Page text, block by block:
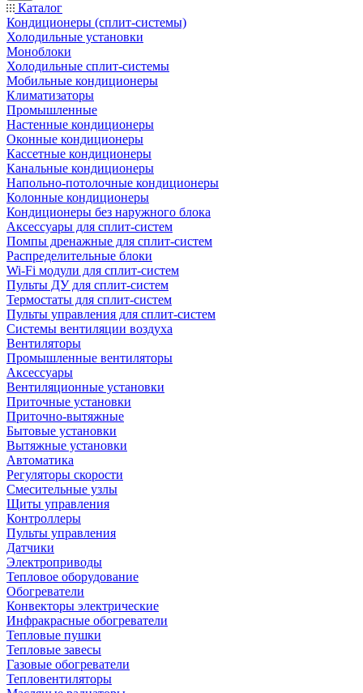
Каталог
Кондиционеры (сплит-системы)
Холодильные установки
Моноблоки
Холодильные сплит-системы
Мобильные кондиционеры
Климатизаторы
Промышленные
Настенные кондиционеры
Оконные кондиционеры
Кассетные кондиционеры
Канальные кондиционеры
Напольно-потолочные кондиционеры
Колонные кондиционеры
Кондиционеры без наружного блока
Аксессуары для сплит-систем
Помпы дренажные для сплит-систем
Распределительные блоки
Wi-Fi модули для сплит-систем
Пульты ДУ для сплит-систем
Термостаты для сплит-систем
Пульты управления для сплит-систем
Системы вентиляции воздуха
Вентиляторы
Промышленные вентиляторы
Аксессуары
Вентиляционные установки
Приточные установки
Приточно-вытяжные
Бытовые установки
Вытяжные установки
Автоматика
Регуляторы скорости
Смесительные узлы
Щиты управления
Контроллеры
Пульты управления
Датчики
Электроприводы
Тепловое оборудование
Обогреватели
Конвекторы электрические
Инфракрасные обогреватели
Тепловые пушки
Тепловые завесы
Газовые обогреватели
Тепловентиляторы